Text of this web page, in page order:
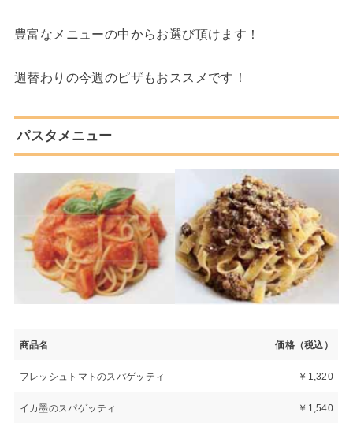
豊富なメニューの中からお選び頂けます！
週替わりの今週のピザもおススメです！
パスタメニュー
商品名 価格（税込）
フレッシュトマトのスパゲッティ ￥1,320
イカ墨のスパゲッティ ￥1,540